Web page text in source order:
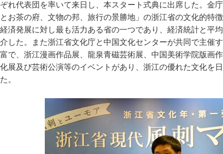
ぞれ代表団を率いて来日し、本スタート式典に出席した。金
とお茶の府、文物の邦、旅行の景勝地」の浙江省の文化的特
経済発展に対し最も活力ある省の一つであり、経済統計と平
介した。また浙江省文化庁と中国文化センターが共同で主催
富で、浙江漫画作品展、龍泉青磁芸術展、中国美術学院版画
化展及び芸術公演等のイベントがあり、浙江の優れた文化を
た。